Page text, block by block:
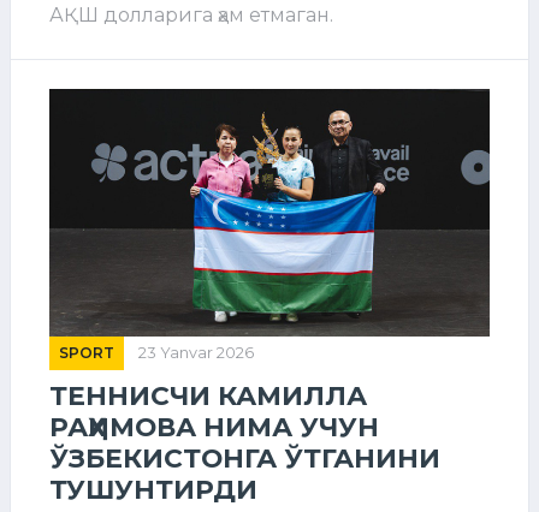
АҚШ долларига ҳам етмаган.
SPORT 23 Yanvar 2026
ТЕННИСЧИ КАМИЛЛА
РАҲИМОВА НИМА УЧУН
ЎЗБЕКИСТОНГА ЎТГАНИНИ
ТУШУНТИРДИ